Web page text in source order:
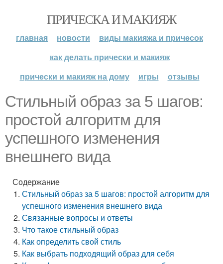
ПРИЧЕСКА И МАКИЯЖ
главная новости
виды макияжа и причесок
как делать прически и макияж
прически и макияж на дому
игры отзывы
Стильный образ за 5 шагов:
простой алгоритм для
успешного изменения
внешнего вида
Содержание
Стильный образ за 5 шагов: простой алгоритм для
успешного изменения внешнего вида
Связанные вопросы и ответы
Что такое стильный образ
Как определить свой стиль
Как выбрать подходящий образ для себя